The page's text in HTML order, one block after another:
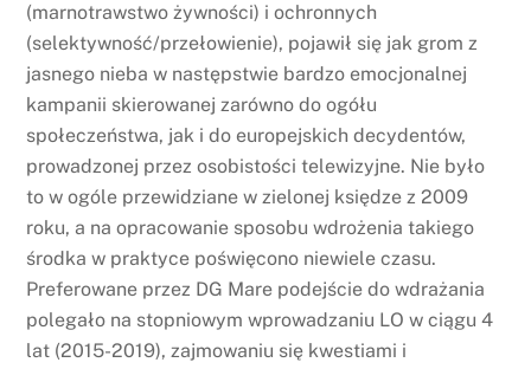
(marnotrawstwo żywności) i ochronnych
(selektywność/przełowienie), pojawił się jak grom z
jasnego nieba w następstwie bardzo emocjonalnej
kampanii skierowanej zarówno do ogółu
społeczeństwa, jak i do europejskich decydentów,
prowadzonej przez osobistości telewizyjne. Nie było
to w ogóle przewidziane w zielonej księdze z 2009
roku, a na opracowanie sposobu wdrożenia takiego
środka w praktyce poświęcono niewiele czasu.
Preferowane przez DG Mare podejście do wdrażania
polegało na stopniowym wprowadzaniu LO w ciągu 4
lat (2015-2019), zajmowaniu się kwestiami i